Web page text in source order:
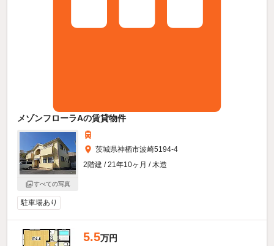
メゾンフローラAの賃貸物件
すべての写真
茨城県神栖市波崎5194-4
2階建 / 21年10ヶ月 / 木造
駐車場あり
5.5万円